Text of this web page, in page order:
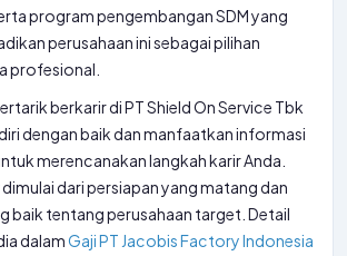
program pengembangan SDM yang
perusahaan ini sebagai pilihan
profesional.
berkarir di PT Shield On Service Tbk
dengan baik dan manfaatkan informasi
merencanakan langkah karir Anda.
dari persiapan yang matang dan
baik tentang perusahaan target. Detail
dalamGaji PT Jacobis Factory Indonesia